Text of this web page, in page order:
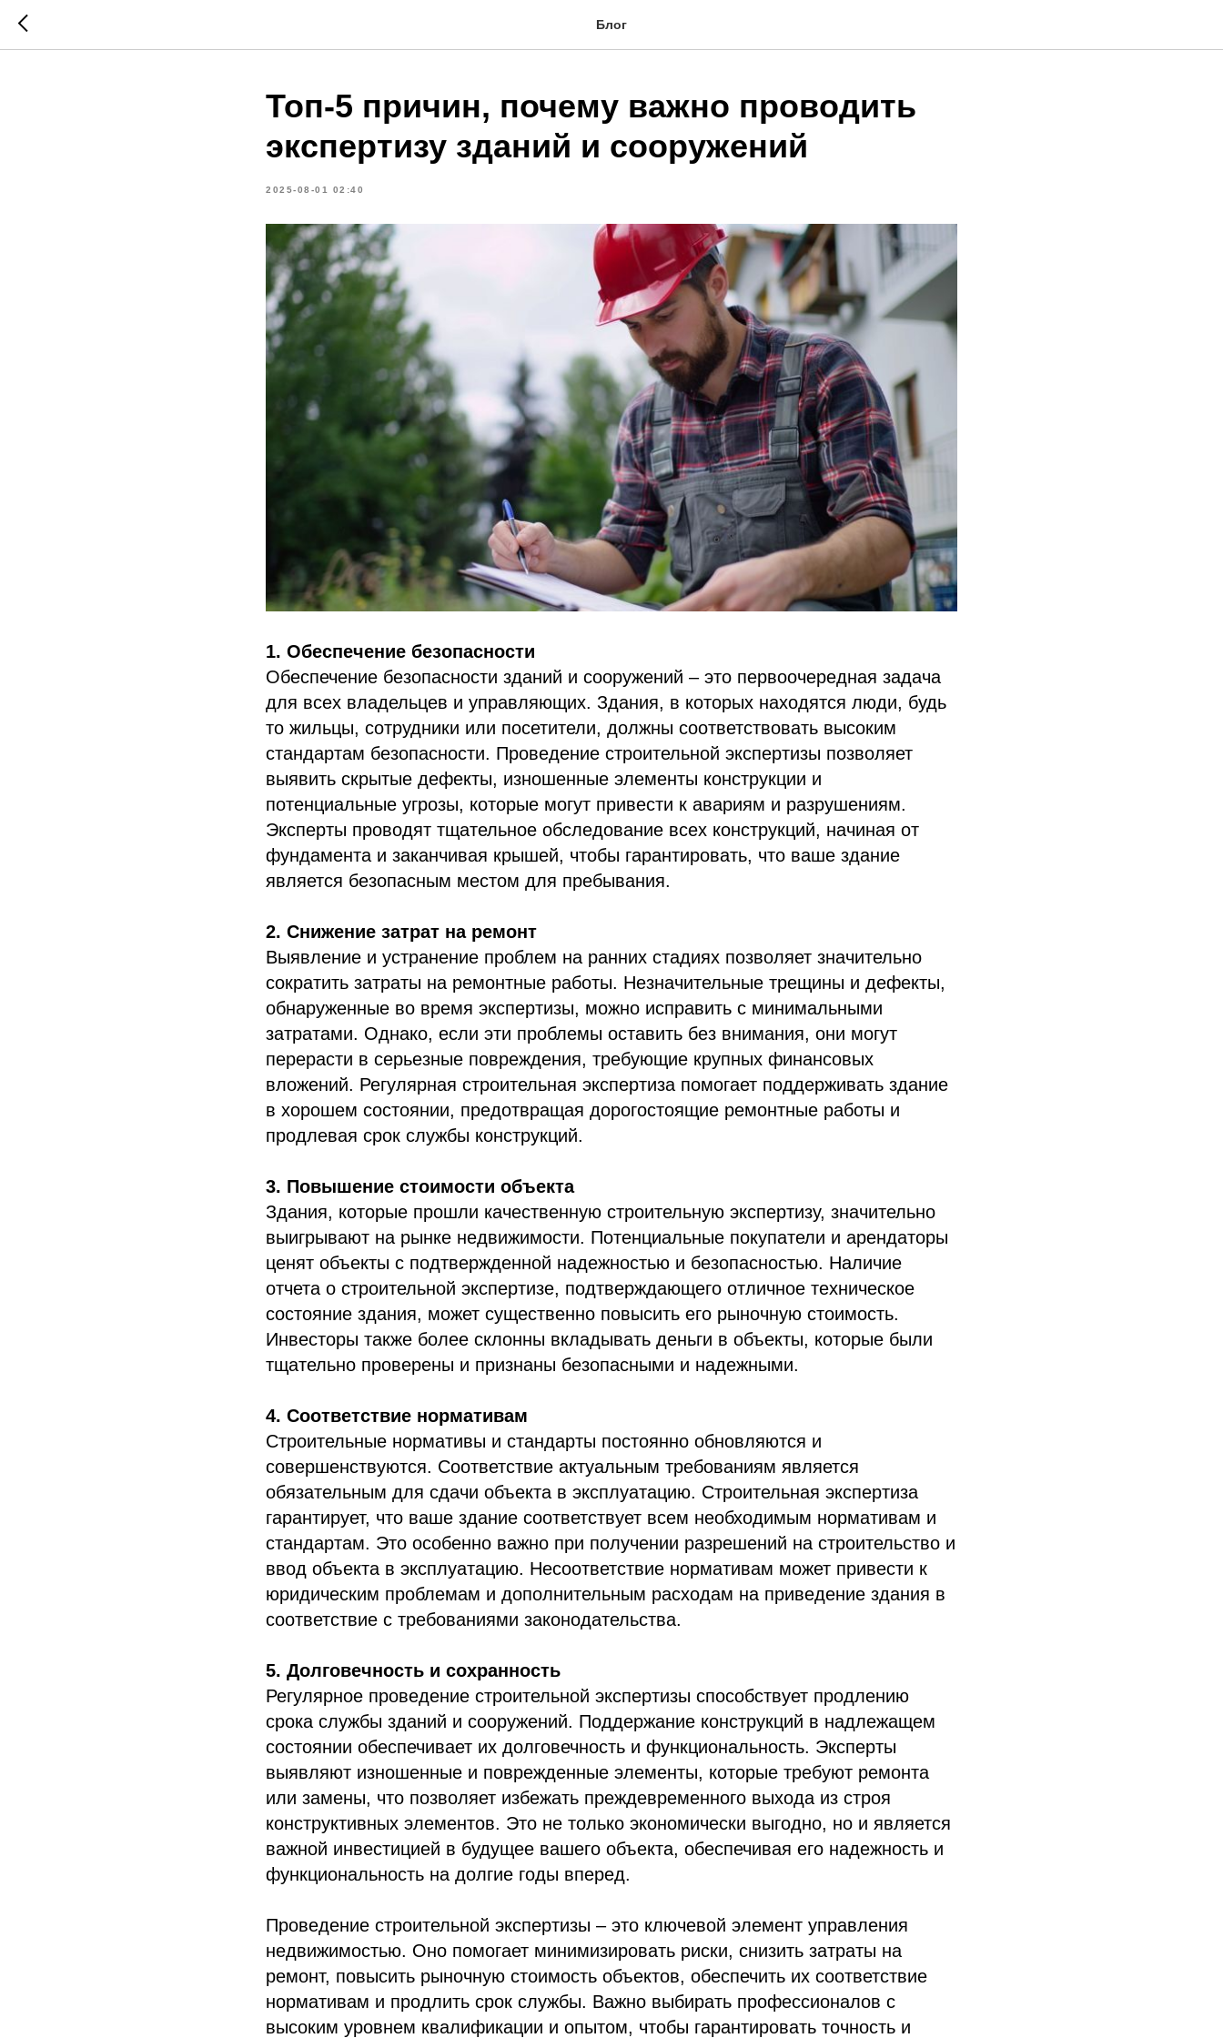
Блог
Топ-5 причин, почему важно проводить
экспертизу зданий и сооружений
2025-08-01 02:40
1. Обеспечение безопасности
Обеспечение безопасности зданий и сооружений – это первоочередная задача
для всех владельцев и управляющих. Здания, в которых находятся люди, будь
то жильцы, сотрудники или посетители, должны соответствовать высоким
стандартам безопасности. Проведение строительной экспертизы позволяет
выявить скрытые дефекты, изношенные элементы конструкции и
потенциальные угрозы, которые могут привести к авариям и разрушениям.
Эксперты проводят тщательное обследование всех конструкций, начиная от
фундамента и заканчивая крышей, чтобы гарантировать, что ваше здание
является безопасным местом для пребывания.
2. Снижение затрат на ремонт
Выявление и устранение проблем на ранних стадиях позволяет значительно
сократить затраты на ремонтные работы. Незначительные трещины и дефекты,
обнаруженные во время экспертизы, можно исправить с минимальными
затратами. Однако, если эти проблемы оставить без внимания, они могут
перерасти в серьезные повреждения, требующие крупных финансовых
вложений. Регулярная строительная экспертиза помогает поддерживать здание
в хорошем состоянии, предотвращая дорогостоящие ремонтные работы и
продлевая срок службы конструкций.
3. Повышение стоимости объекта
Здания, которые прошли качественную строительную экспертизу, значительно
выигрывают на рынке недвижимости. Потенциальные покупатели и арендаторы
ценят объекты с подтвержденной надежностью и безопасностью. Наличие
отчета о строительной экспертизе, подтверждающего отличное техническое
состояние здания, может существенно повысить его рыночную стоимость.
Инвесторы также более склонны вкладывать деньги в объекты, которые были
тщательно проверены и признаны безопасными и надежными.
4. Соответствие нормативам
Строительные нормативы и стандарты постоянно обновляются и
совершенствуются. Соответствие актуальным требованиям является
обязательным для сдачи объекта в эксплуатацию. Строительная экспертиза
гарантирует, что ваше здание соответствует всем необходимым нормативам и
стандартам. Это особенно важно при получении разрешений на строительство и
ввод объекта в эксплуатацию. Несоответствие нормативам может привести к
юридическим проблемам и дополнительным расходам на приведение здания в
соответствие с требованиями законодательства.
5. Долговечность и сохранность
Регулярное проведение строительной экспертизы способствует продлению
срока службы зданий и сооружений. Поддержание конструкций в надлежащем
состоянии обеспечивает их долговечность и функциональность. Эксперты
выявляют изношенные и поврежденные элементы, которые требуют ремонта
или замены, что позволяет избежать преждевременного выхода из строя
конструктивных элементов. Это не только экономически выгодно, но и является
важной инвестицией в будущее вашего объекта, обеспечивая его надежность и
функциональность на долгие годы вперед.
Проведение строительной экспертизы – это ключевой элемент управления
недвижимостью. Оно помогает минимизировать риски, снизить затраты на
ремонт, повысить рыночную стоимость объектов, обеспечить их соответствие
нормативам и продлить срок службы. Важно выбирать профессионалов с
высоким уровнем квалификации и опытом, чтобы гарантировать точность и